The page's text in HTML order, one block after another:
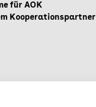
für AOK
Kooperationspartner
teilnehmen.